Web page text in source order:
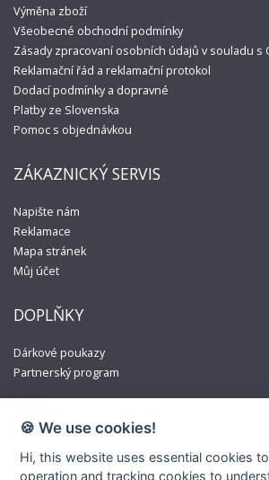
Výměna zboží
Všeobecné obchodní podmínky
Zásady zpracovaní osobních údajů v souladu s
Reklamační řád a reklamační protokol
Dodací podmínky a dopravné
Platby ze Slovenska
Pomoc s objednávkou
ZÁKAZNICKÝ SERVIS
Napište nám
Reklamace
Mapa stránek
Můj účet
DOPLŇKY
Dárkové poukazy
Partnerský program
🍪 We use cookies!
Hi, this website uses essential cookies
operation and tracking cookies to